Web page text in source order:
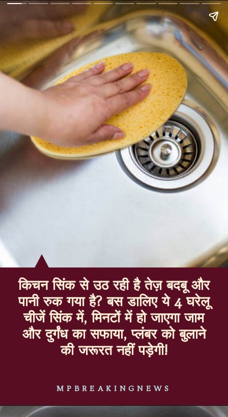
MPBREAKINGNEWS
किचन सिंक से उठ रही है तेज़ बदबू और
पानी रुक गया है? बस डालिए ये 4 घरेलू
चीजें सिंक में, मिनटों में हो जाएगा जाम
और दुर्गंध का सफाया, प्लंबर को बुलाने
की जरूरत नहीं पड़ेगी!